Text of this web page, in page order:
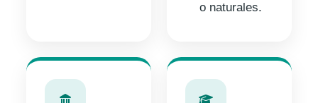
o naturales.